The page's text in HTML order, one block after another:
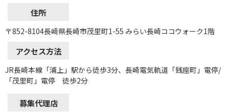
住所
〒852-8104長崎県長崎市茂里町1-55 みらい長崎ココウォーク1階
アクセス方法
JR長崎本線「浦上」駅から徒歩3分、長崎電気軌道「銭座町」電停/
「茂里町」電停 徒歩2分
募集代理店